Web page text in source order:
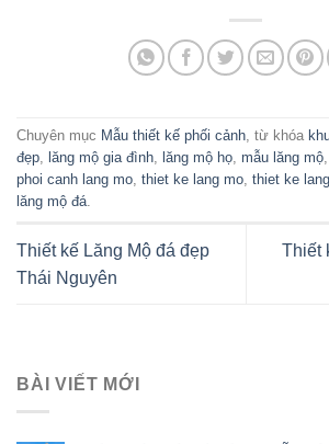
Chuyên mục Mẫu thiết kế phối cảnh, từ khóa
đẹp, lăng mộ gia đình, lăng mộ họ, mẫu lăng mộ,
phoi canh lang mo, thiet ke lang mo, thiet ke
lăng mộ đá.
Thiết kế Lăng Mộ đá đẹp
Thái Nguyên
Thiết
BÀI VIẾT MỚI